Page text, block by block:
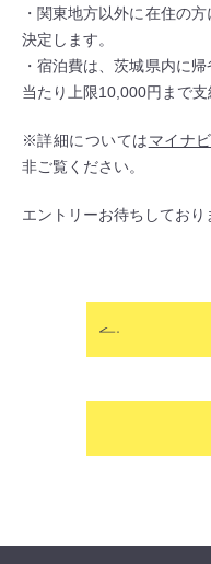
・関東地方以外に在住の
決定します。
・宿泊費は、茨城県内に
当たり上限10,000円まで支
※詳細についてはマイナ
非ご覧ください。
エントリーお待ちしており